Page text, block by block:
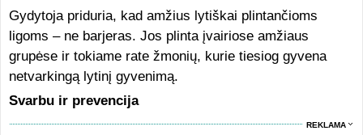
Gydytoja priduria, kad amžius lytiškai plintančioms
ligoms – ne barjeras. Jos plinta įvairiose amžiaus
grupėse ir tokiame rate žmonių, kurie tiesiog gyvena
netvarkingą lytinį gyvenimą.
Svarbu ir prevencija
REKLAMA